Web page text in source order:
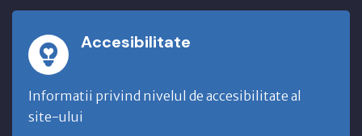
Accesibilitate
Informatii privind nivelul de accesibilitate al
site-ului